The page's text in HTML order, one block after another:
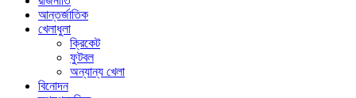
আন্তর্জাতিক
খেলাধুলা
ক্রিকেট
ফুটবল
অন্যান্য খেলা
বিনোদন